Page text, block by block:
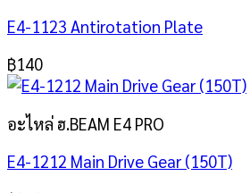
E4-1123 Antirotation Plate
฿140
อะไหล่ ฮ.BEAM E4 PRO
E4-1212 Main Drive Gear (150T)